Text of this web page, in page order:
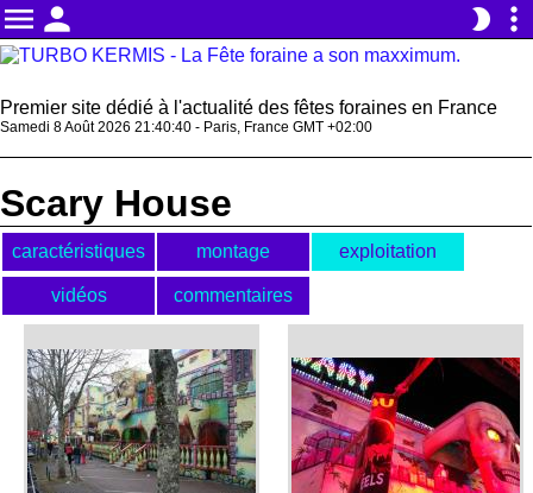
menu person brightness_2 more_vert
Premier site dédié à l'actualité des fêtes foraines en France
Samedi 8 Août 2026 21:40:40 - Paris, France GMT +02:00
Scary House
caractéristiques montage exploitation
vidéos commentaires